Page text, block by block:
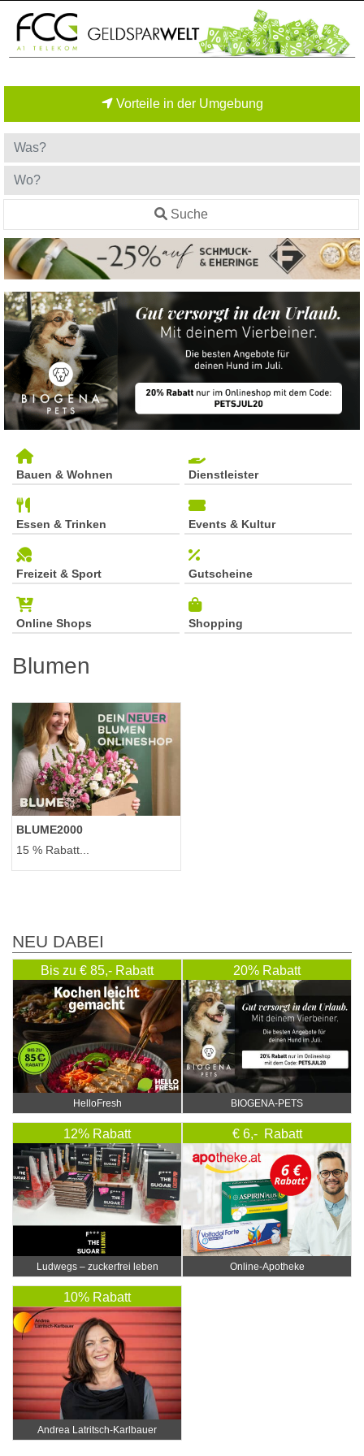
Vorteile in der Umgebung
Suche
Bauen & Wohnen Dienstleister
Essen & Trinken Events & Kultur
Freizeit & Sport Gutscheine
Online Shops Shopping
Blumen
BLUME2000
15 % Rabatt...
NEU DABEI
Bis zu € 85,- Rabatt
HelloFresh
20% Rabatt
BIOGENA-PETS
12% Rabatt
Ludwegs – zuckerfrei leben
€ 6,- Rabatt
Online‑Apotheke
10% Rabatt
Andrea Latritsch-Karlbauer